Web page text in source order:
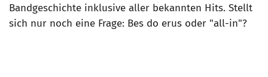
Bandgeschichte inklusive aller bekannten Hits. Stellt
sich nur noch eine Frage: Bes do erus oder "all-in"?